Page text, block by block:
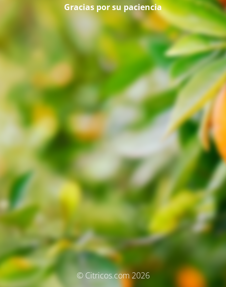
Gracias por su paciencia
© Citricos.com 2026